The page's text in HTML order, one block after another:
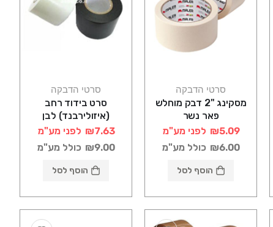
סרטי הדבקה
מסקינג "2 דבק מוחלש
פאר נשר
₪5.09 לפני מע"מ
₪6.00 כולל מע"מ
הוסף לסל
סרטי הדבקה
סרט בידוד רחב
(איזולירבנד) לבן
₪7.63 לפני מע"מ
₪9.00 כולל מע"מ
הוסף לסל